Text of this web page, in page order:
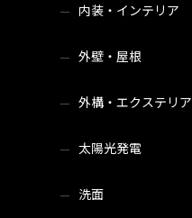
内装・インテリア
外壁・屋根
外構・エクステリア
太陽光発電
洗面